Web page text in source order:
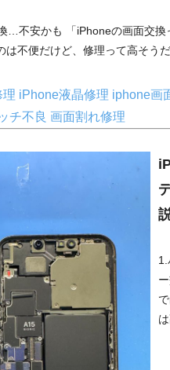
…不安かも 「iPhoneの画面交
は不便だけど、修理って高そ
理 iPhone液晶修理 iphone画
チ不良 画面割れ修理